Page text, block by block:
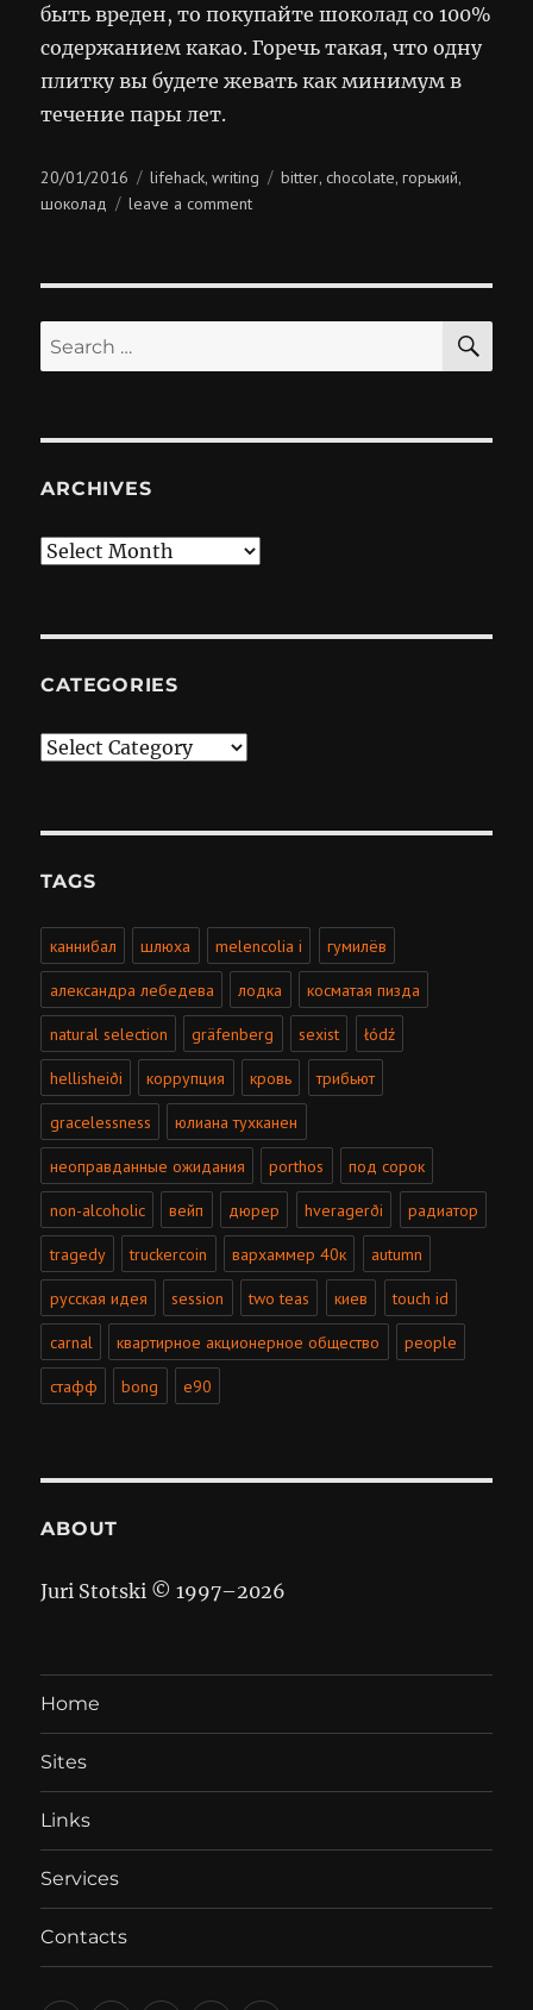
быть вреден, то покупайте шоколад со 100%
содержанием какао. Горечь такая, что одну
плитку вы будете жевать как минимум в
течение пары лет.
Posted
on
20/01/2016 Categories
lifehack,writing Tags
bitter,chocolate,горький,
шоколад leave a commenton
Search
for:
ARCHIVES
Archives
CATEGORIES
Categories
TAGS
каннибал шлюха melencolia i гумилёв
александра лебедева лодка косматая пизда
natural selection gräfenberg sexist łódź
hellisheiði коррупция кровь трибьют
gracelessness юлиана тухканен
неоправданные ожидания porthos под сорок
non-alcoholic вейп дюрер hveragerði радиатор
tragedy truckercoin вархаммер 40к autumn
русская идея session two teas киев touch id
carnal квартирное акционерное общество people
стафф bong e90
ABOUT
Juri Stotski © 1997–2026
Home
Sites
Links
Services
Contacts